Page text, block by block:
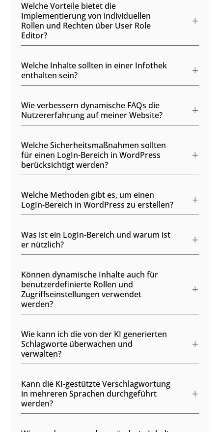
Welche Vorteile bietet die
Implementierung von individuellen
Rollen und Rechten über User Role
Editor?
Welche Inhalte sollten in einer Infothek
enthalten sein?
Wie verbessern dynamische FAQs die
Nutzererfahrung auf meiner Website?
Welche Sicherheitsmaßnahmen sollten
für einen LogIn-Bereich in WordPress
berücksichtigt werden?
Welche Methoden gibt es, um einen
LogIn-Bereich in WordPress zu erstellen?
Was ist ein LogIn-Bereich und warum ist
er nützlich?
Können dynamische Inhalte auch für
benutzerdefinierte Rollen und
Zugriffseinstellungen verwendet
werden?
Wie kann ich die von der KI generierten
Schlagworte überwachen und
verwalten?
Kann die KI-gestützte Verschlagwortung
in mehreren Sprachen durchgeführt
werden?